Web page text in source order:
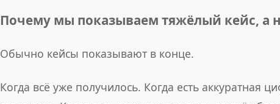
Почему мы показываем тяжёлый кейс, а
Обычно кейсы показывают в конце.
Когда всё уже получилось. Когда есть аккуратная